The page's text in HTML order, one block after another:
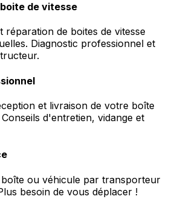
de vitesse
réparation de boites de vitesse
Diagnostic professionnel et
et livraison de votre boîte
d'entretien, vidange et
ou véhicule par transporteur
besoin de vous déplacer !